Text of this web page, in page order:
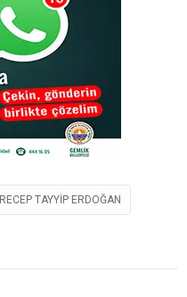
RECEP TAYYIP ERDOĞAN